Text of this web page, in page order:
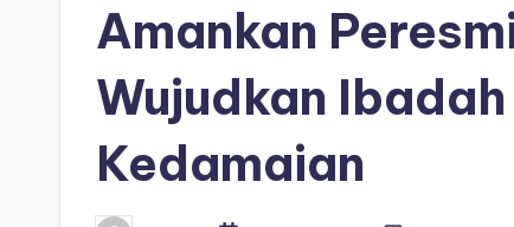
Amankan
Wujudkan
Kedamaian